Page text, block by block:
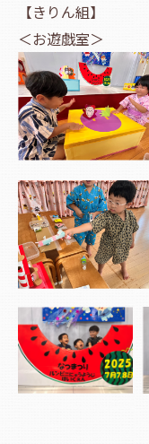
【きりん組】
＜お遊戯室＞